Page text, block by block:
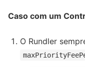
Caso com um
O Rundler